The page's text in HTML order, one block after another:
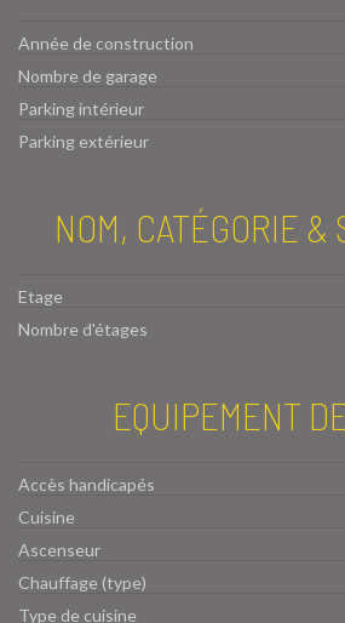
Année de construction
Nombre de garage
Parking intérieur
Parking extérieur
NOM, CATÉGORIE &
Etage
Nombre d'étages
EQUIPEMENT
Accès handicapés
Cuisine
Ascenseur
Chauffage (type)
Type de cuisine